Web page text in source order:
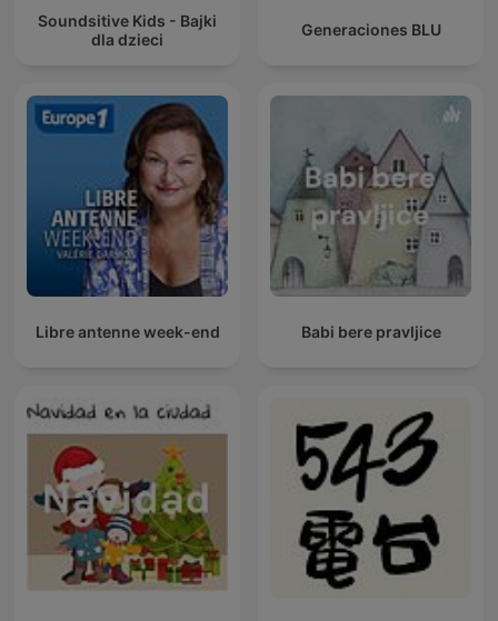
Soundsitive Kids - Bajki
dla dzieci
Generaciones BLU
Libre antenne week-end Babi bere pravljice